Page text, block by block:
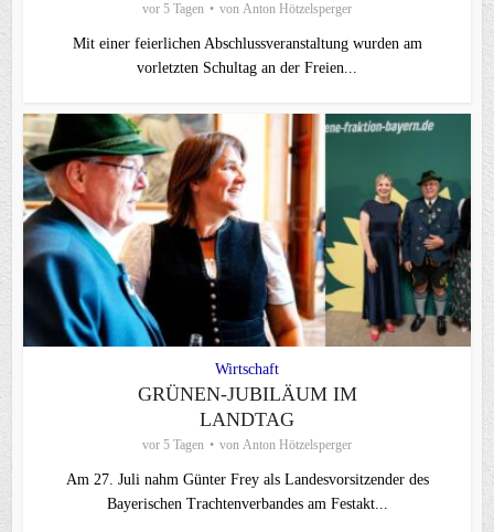
vor 5 Tagen von Anton Hötzelsperger
Mit einer feierlichen Abschlussveranstaltung wurden am
vorletzten Schultag an der Freien...
Wirtschaft
GRÜNEN-JUBILÄUM IM
LANDTAG
vor 5 Tagen von Anton Hötzelsperger
Am 27. Juli nahm Günter Frey als Landesvorsitzender des
Bayerischen Trachtenverbandes am Festakt...